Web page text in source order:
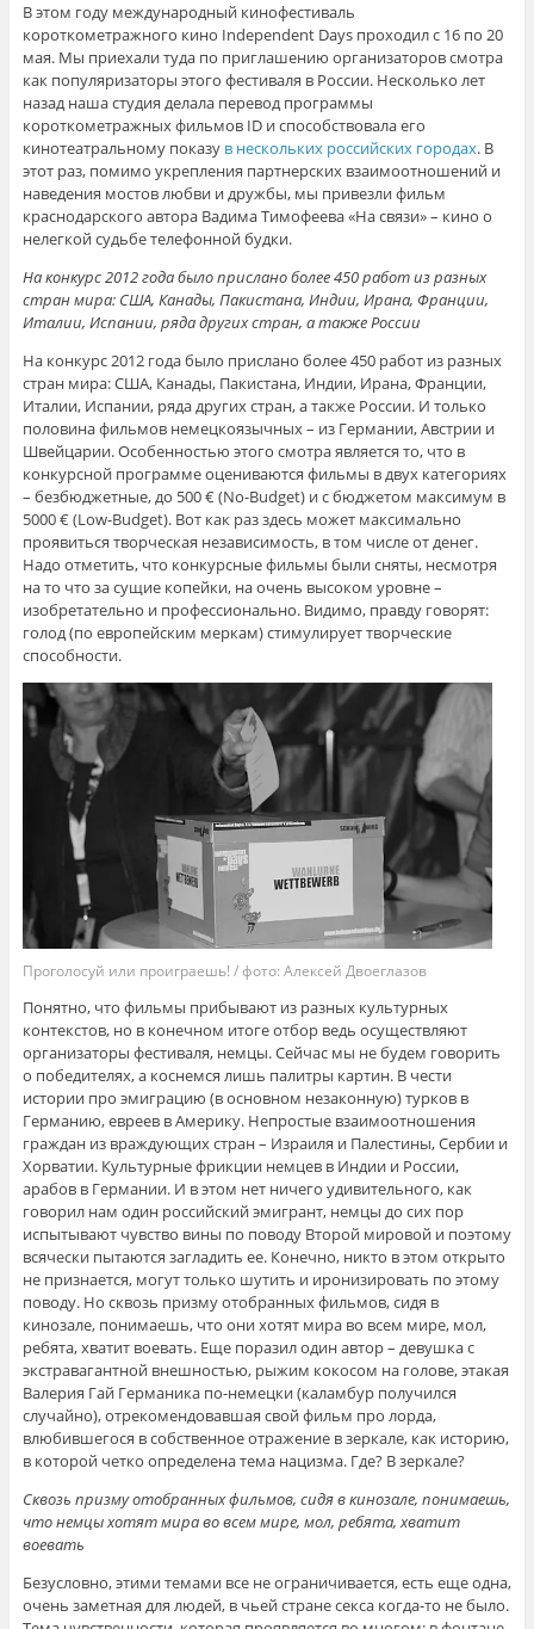
В этом году международный кинофестиваль
короткометражного кино Independent Days проходил с 16 по 20
мая. Мы приехали туда по приглашению организаторов смотра
как популяризаторы этого фестиваля в России. Несколько лет
назад наша студия делала перевод программы
короткометражных фильмов ID и способствовала его
кинотеатральному показу в нескольких российских городах. В
этот раз, помимо укрепления партнерских взаимоотношений и
наведения мостов любви и дружбы, мы привезли фильм
краснодарского автора Вадима Тимофеева «На связи» – кино о
нелегкой судьбе телефонной будки.
На конкурс 2012 года было прислано более 450 работ из разных
стран мира: США, Канады, Пакистана, Индии, Ирана, Франции,
Италии, Испании, ряда других стран, а также России
На конкурс 2012 года было прислано более 450 работ из разных
стран мира: США, Канады, Пакистана, Индии, Ирана, Франции,
Италии, Испании, ряда других стран, а также России. И только
половина фильмов немецкоязычных – из Германии, Австрии и
Швейцарии. Особенностью этого смотра является то, что в
конкурсной программе оцениваются фильмы в двух категориях
– безбюджетные, до 500 € (No-Budget) и с бюджетом максимум в
5000 € (Low-Budget). Вот как раз здесь может максимально
проявиться творческая независимость, в том числе от денег.
Надо отметить, что конкурсные фильмы были сняты, несмотря
на то что за сущие копейки, на очень высоком уровне –
изобретательно и профессионально. Видимо, правду говорят:
голод (по европейским меркам) стимулирует творческие
способности.
Проголосуй или проиграешь! / фото: Алексей Двоеглазов
Понятно, что фильмы прибывают из разных культурных
контекстов, но в конечном итоге отбор ведь осуществляют
организаторы фестиваля, немцы. Сейчас мы не будем говорить
о победителях, а коснемся лишь палитры картин. В чести
истории про эмиграцию (в основном незаконную) турков в
Германию, евреев в Америку. Непростые взаимоотношения
граждан из враждующих стран – Израиля и Палестины, Сербии и
Хорватии. Культурные фрикции немцев в Индии и России,
арабов в Германии. И в этом нет ничего удивительного, как
говорил нам один российский эмигрант, немцы до сих пор
испытывают чувство вины по поводу Второй мировой и поэтому
всячески пытаются загладить ее. Конечно, никто в этом открыто
не признается, могут только шутить и иронизировать по этому
поводу. Но сквозь призму отобранных фильмов, сидя в
кинозале, понимаешь, что они хотят мира во всем мире, мол,
ребята, хватит воевать. Еще поразил один автор – девушка с
экстравагантной внешностью, рыжим кокосом на голове, этакая
Валерия Гай Германика по-немецки (каламбур получился
случайно), отрекомендовавшая свой фильм про лорда,
влюбившегося в собственное отражение в зеркале, как историю,
в которой четко определена тема нацизма. Где? В зеркале?
Сквозь призму отобранных фильмов, сидя в кинозале, понимаешь,
что немцы хотят мира во всем мире, мол, ребята, хватит
воевать
Безусловно, этими темами все не ограничивается, есть еще одна,
очень заметная для людей, в чьей стране секса когда-то не было.